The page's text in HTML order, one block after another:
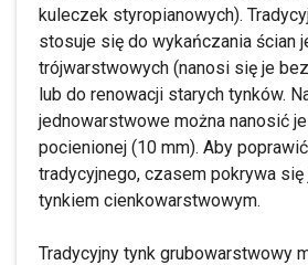
kuleczek styropianowych).
stosuje się do wykańczania ścian
trójwarstwowych (nanosi się je
lub do renowacji starych tynków.
jednowarstwowe można nanosić
pocienionej (10 mm). Aby
tradycyjnego, czasem pokrywa
tynkiem cienkowarstwowym.
Tradycyjny tynk grubowarstwowy